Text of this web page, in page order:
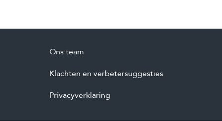
Ons team
Klachten en verbetersuggesties
Privacyverklaring